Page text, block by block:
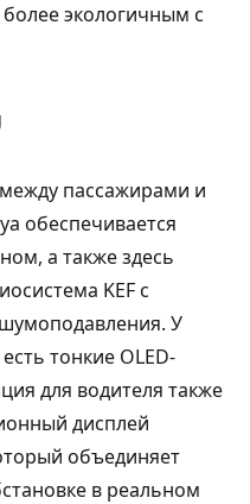
экологичным с
пассажирами и
обеспечивается
а также здесь
KEF с
У
тонкие OLED-
для водителя также
дисплей
объединяет
в реальном